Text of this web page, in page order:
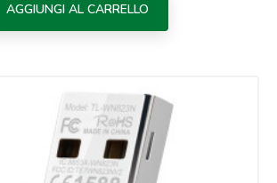
AGGIUNGI AL CARRELLO